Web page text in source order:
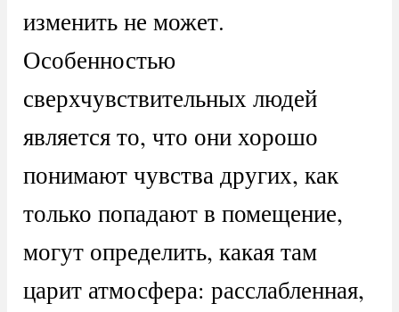
изменить не может.
Особенностью
сверхчувствительных людей
является то, что они хорошо
понимают чувства других, как
только попадают в помещение,
могут определить, какая там
царит атмосфера: расслабленная,